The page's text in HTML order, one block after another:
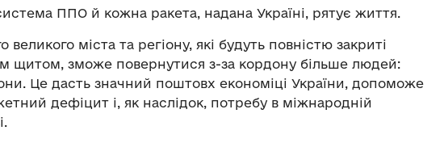
ППО й кожна ракета, надана Україні, рятує життя.
великого міста та регіону, які будуть повністю закриті
щитом, зможе повернутися з-за кордону більше людей:
Це дасть значний поштовх економіці України, допоможе
дефіцит і, як наслідок, потребу в міжнародній